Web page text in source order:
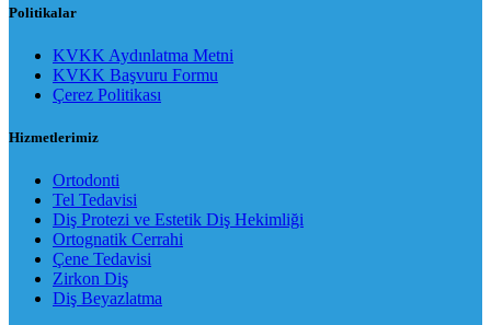
Politikalar
KVKK Aydınlatma Metni
KVKK Başvuru Formu
Çerez Politikası
Hizmetlerimiz
Ortodonti
Tel Tedavisi
Diş Protezi ve Estetik Diş Hekimliği
Ortognatik Cerrahi
Çene Tedavisi
Zirkon Diş
Diş Beyazlatma